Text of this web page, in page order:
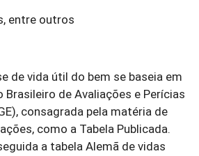
entre outros
de vida útil do bem se baseia em
de Avaliações e Perícias
consagrada pela matéria de
como a Tabela Publicada.
a tabela Alemã de vidas